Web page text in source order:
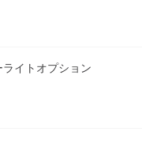
イトオプション